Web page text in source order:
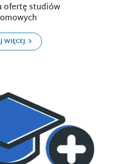
ofertę studiów
WIĘCEJ